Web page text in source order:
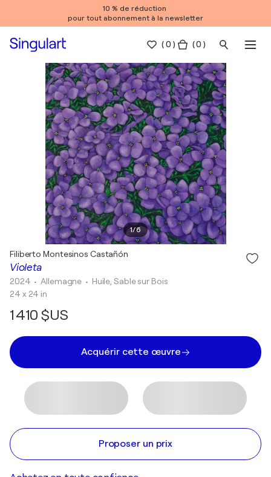
10 % de réduction
pour tout abonnement à la newsletter
(0 ) ( 0 )
1/6
Violeta
Filiberto Montesinos Castañón
2024 • Allemagne • Huile, Sable sur Bois
24 x 24 in
1 410 $US
Acquérir cette œuvre
Proposer un prix